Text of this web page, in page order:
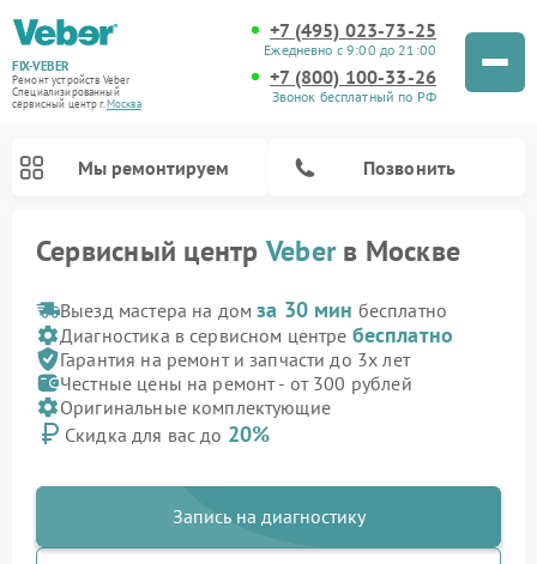
FIX-VEBER
Ремонт устройств Veber
Специализированный
cервисный центр г.Москва
+7 (495) 023-73-25
Ежедневно с 9:00 до 21:00
+7 (800) 100-33-26
Звонок бесплатный по РФ
Мы ремонтируем Позвонить
Сервисный центр Veberв Москве
Выезд мастера на домза 30 мин бесплатно
Диагностика в сервисном центре бесплатно
Гарантия на ремонт и запчасти до 3х лет
Честные цены на ремонт - от 300 рублей
Оригинальные комплектующие
Скидка для вас до 20%
Запись на диагностику